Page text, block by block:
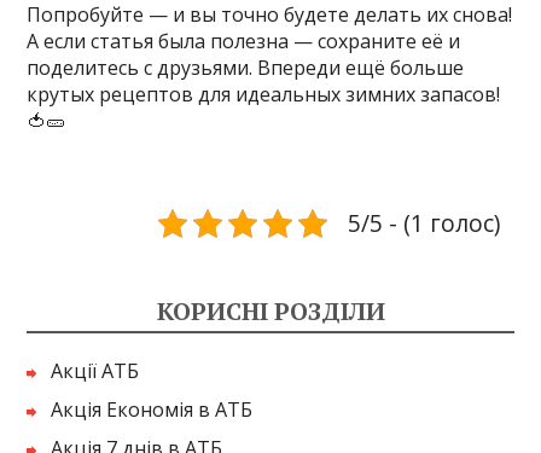
Попробуйте — и вы точно будете делать их снова!
А если статья была полезна — сохраните её и
поделитесь с друзьями. Впереди ещё больше
крутых рецептов для идеальных зимних запасов!
🍅🥒
5/5 - (1 голос)
КОРИСНІ РОЗДІЛИ
Акції АТБ
Акція Економія в АТБ